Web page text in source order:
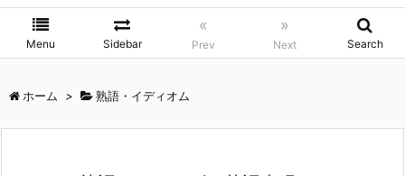
Menu Sidebar
«
Prev
»
Next Search
ホーム > 熟語・イディオム